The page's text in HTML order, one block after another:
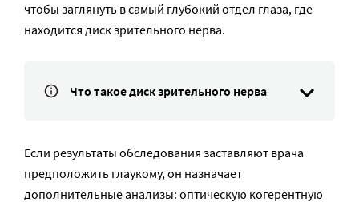
чтобы заглянуть в самый глубокий отдел глаза, где
находится диск зрительного нерва.
Что такое диск зрительного нерва
Если результаты обследования заставляют врача
предположить глаукому, он назначает
дополнительные анализы: оптическую когерентную